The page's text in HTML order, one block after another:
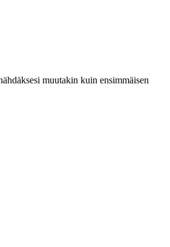
muutakin kuin ensimmäisen